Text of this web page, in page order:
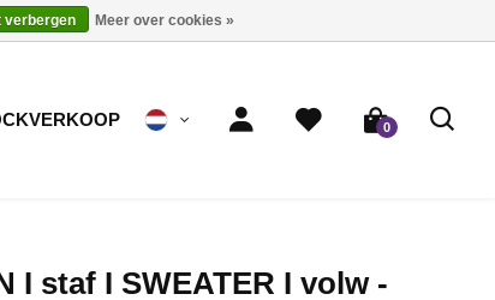
0
I staf I SWEATER I volw -
verbergen Meer over cookies »